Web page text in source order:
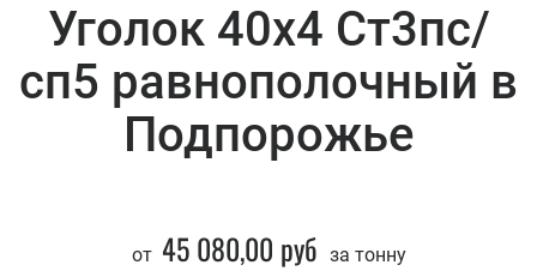
Уголок 40x4 Ст3пс/
сп5 равнополочный в
Подпорожье
от 45 080,00 руб за тонну